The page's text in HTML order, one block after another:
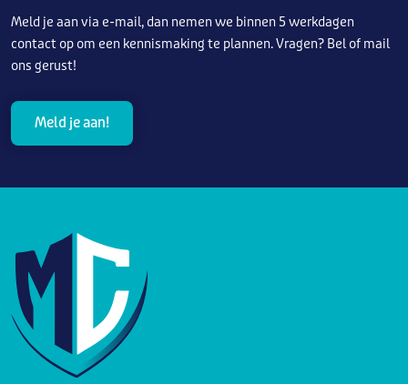
Meld je aan via e-mail, dan nemen we binnen 5 werkdagen
contact op om een kennismaking te plannen. Vragen? Bel of mail
ons gerust!
Meld je aan!